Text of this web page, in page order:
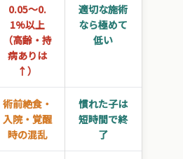
0.05〜0.
1%以上
（高齢・持
病ありは
↑）
適切な施術
なら極めて
低い
術前絶食・
入院・覚醒
時の混乱
慣れた子は
短時間で終
了